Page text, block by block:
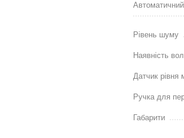
Рівень шуму
Наявність
Датчик рівня
Ручка для
Габарити